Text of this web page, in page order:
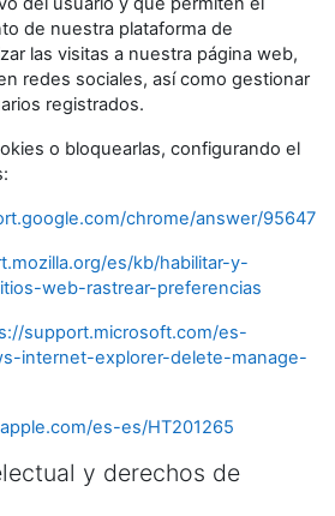
de nuestra plataforma de
las visitas a nuestra página web,
redes sociales, así como gestionar
registrados.
o bloquearlas, configurando el
chrome/answer/95647
es/kb/habilitar-y-
web-rastrear-preferencias
support.microsoft.com/es-
internet-explorer-delete-manage-
es-es/HT201265
y derechos de